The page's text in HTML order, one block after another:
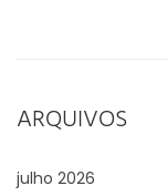
ARQUIVOS
julho 2026